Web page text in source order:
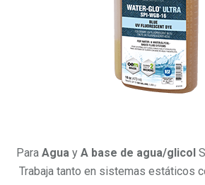
Para Agua y A base de agua/glicol
Trabaja tanto en sistemas estáticos